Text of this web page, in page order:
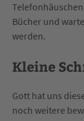
Bücher und
werden.
Kleine
Gott hat uns
noch weitere